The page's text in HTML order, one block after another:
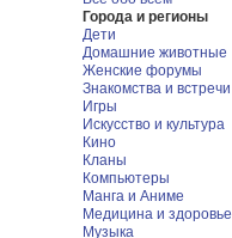
Города и регионы
Дети
Домашние животные
Женские форумы
Знакомства и встречи
Игры
Искусство и культура
Кино
Кланы
Компьютеры
Манга и Аниме
Медицина и здоровье
Музыка